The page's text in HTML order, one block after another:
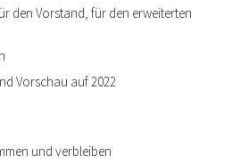
den Vorstand, für den erweiterten
Vorschau auf 2022
und verbleiben